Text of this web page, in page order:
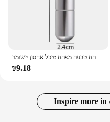
מחזיק מפתחות מתכת עמיד למים תיבת כיס סיגריות אור אולטרה עם מפתח טבעת מפתח מיכל אחסון יישומון
₪9.18
Inspire more in